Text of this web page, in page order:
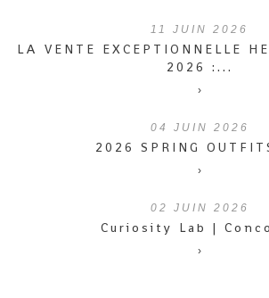
11 JUIN 2026
LA VENTE EXCEPTIONNELLE
2026 :...
›
04 JUIN 2026
2026 SPRING
›
02 JUIN 2026
Curiosity Lab |
›